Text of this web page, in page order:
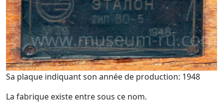
Sa plaque indiquant son année de production: 1948
La fabrique existe entre sous ce nom.